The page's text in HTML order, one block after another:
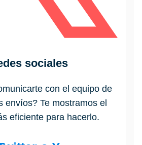
sociales
con el equipo de
envíos? Te mostramos el
eficiente para hacerlo.